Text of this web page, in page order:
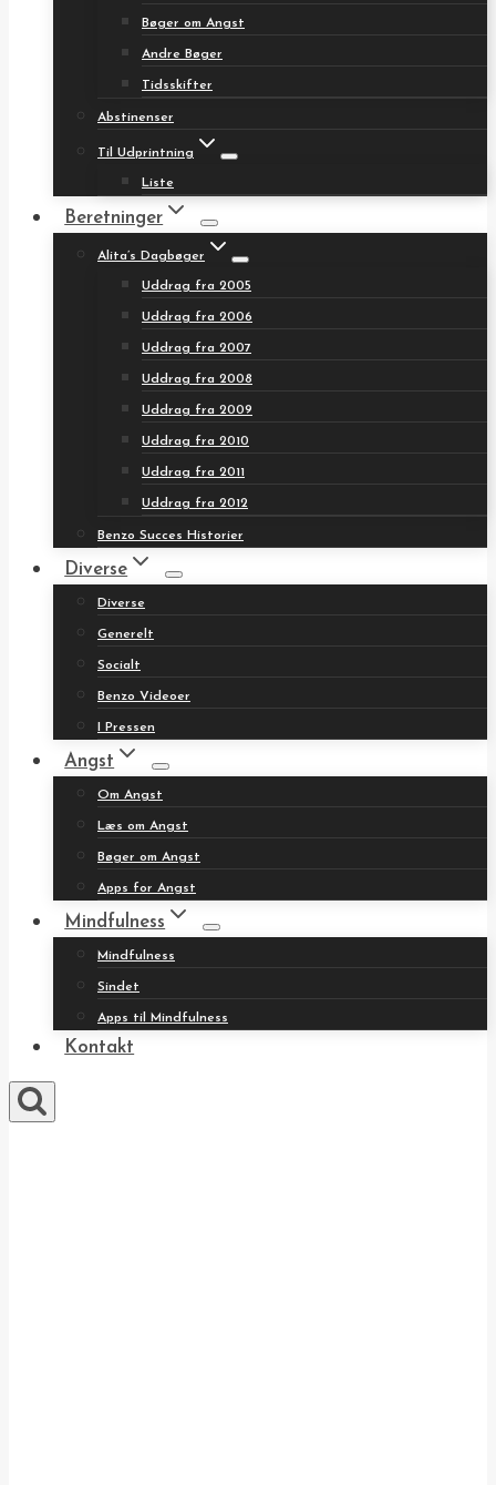
Bøger om Angst
Andre Bøger
Tidsskifter
Abstinenser
Til Udprintning
Liste
Beretninger
Alita’s Dagbøger
Uddrag fra 2005
Uddrag fra 2006
Uddrag fra 2007
Uddrag fra 2008
Uddrag fra 2009
Uddrag fra 2010
Uddrag fra 2011
Uddrag fra 2012
Benzo Succes Historier
Diverse
Diverse
Generelt
Socialt
Benzo Videoer
I Pressen
Angst
Om Angst
Læs om Angst
Bøger om Angst
Apps for Angst
Mindfulness
Mindfulness
Sindet
Apps til Mindfulness
Kontakt